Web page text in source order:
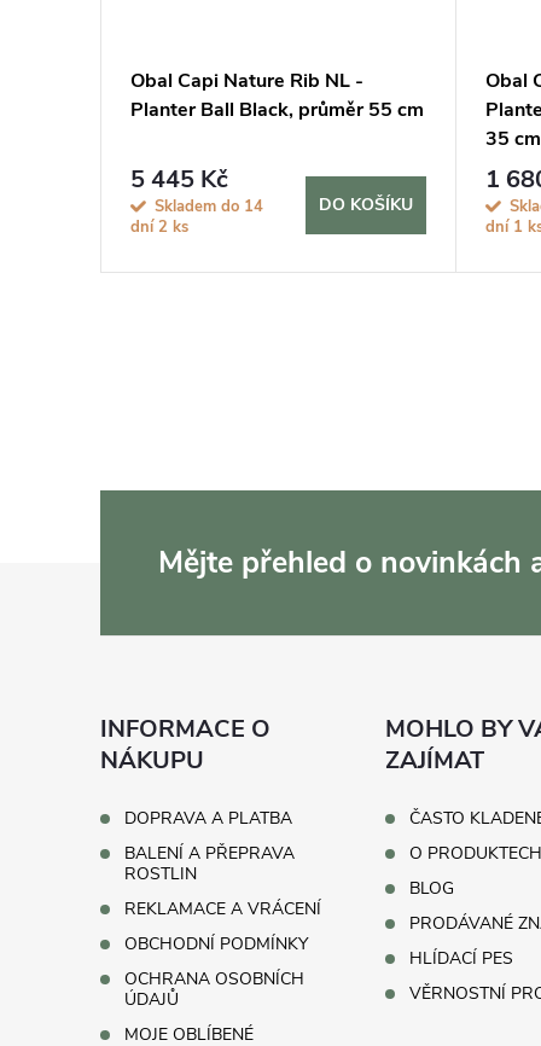
Obal Capi Nature Rib NL -
Planter Ball Black, průměr 55 cm
5 445 Kč
Skladem do 14
dní2 ks
DO KOŠÍKU
Obal
35 cm
1
dní 1
Mějte přehled o novinkách
INFORMACE O
NÁKUPU
DOPRAVA A PLATBA
BALENÍ A PŘEPRAVA
ROSTLIN
REKLAMACE A VRÁCENÍ
OBCHODNÍ PODMÍNKY
OCHRANA OSOBNÍCH
ÚDAJŮ
MOJE OBLÍBENÉ
MOHLO BY
ZAJÍMAT
ČASTO
O PRODUKTECH
BLOG
PRODÁVANÉ
HLÍDACÍ PES
VĚRNOSTNÍ